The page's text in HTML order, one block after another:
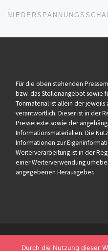
Für die oben stehenden
bzw. das Stellenangebot sowie
Tonmaterial ist allein der
verantwortlich. Dieser ist in der
Pressetexte sowie der
Informationsmaterialien. Die
Informationen zur
Weiterverarbeitung ist in der
einer Weiterverwendung
angegebenen Herausgeber.
Durch die Nutzung dieser